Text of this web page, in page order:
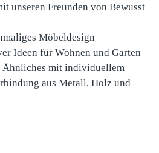
unseren Freunden von Bewusst
Möbeldesign
Ideen für Wohnen und Garten
Ähnliches mit individuellem
aus Metall, Holz und